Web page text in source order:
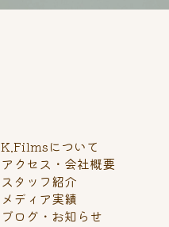
K.Filmsについて
アクセス・会社概要
スタッフ紹介
メディア実績
ブログ・お知らせ